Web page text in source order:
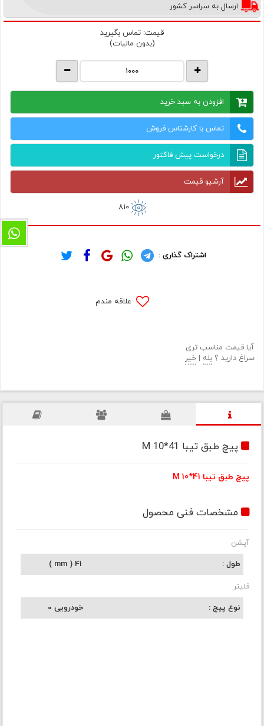
ارسال به سراسر کشور
قیمت: تماس بگیرید
(بدون مالیات)
افزودن به سبد خرید
تماس با کارشناس فروش
درخواست پیش فاکتور
آرشیو قیمت
810
اشتراک گذاری :
علاقه مندم
آیا قیمت مناسب تری
سراغ دارید ؟ بله | خیر
پیچ طبق تیبا M 10*41
پیچ طبق تیبا M 10*41
مشخصات فنی محصول
آپشن
طول
41 ( mm )
فلیتر
نوع پیچ
خودرویی 0